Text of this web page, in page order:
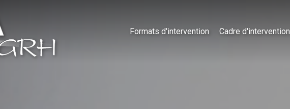
Formats d'intervention Cadre d'intervention